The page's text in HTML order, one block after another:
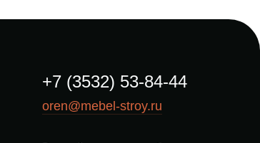
+7 (3532) 53-84-44
oren@mebel-stroy.ru